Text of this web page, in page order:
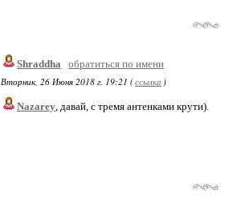
Shraddha
обратиться по имени
Вторник, 26 Июня 2018 г. 19:21 (ссылка )
Nazarey, давай, с тремя антенками крути).